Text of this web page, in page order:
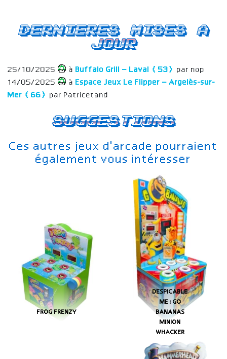
Suggestions
Ces autres jeux d'arcade pourraient
également vous intéresser
FROG FRENZY
DESPICABLE
ME: GO
BANANAS
MINION
WHACKER
Dernieres mises a
jour
25/10/2025 à Buffalo Grill – Laval (53)
par nop
14/05/2025
à Espace Jeux Le Flipper – Argelès-sur-
Mer (66)
par Patricetand